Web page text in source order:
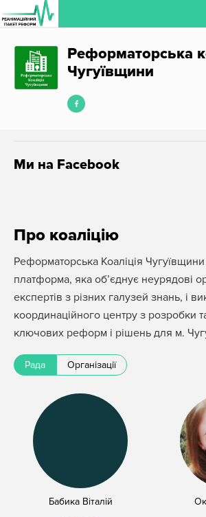
Регіональна
Реформаторська
Чугуївщини
Ми на Facebook
Про коаліцію
Реформаторська Коаліція
платформа, яка об’єднує неурядові
експертів з різних галузей знань, і
координаційного центру з розробки
ключових реформ і рішень для м.
Рада Організації
Бабика Віталій